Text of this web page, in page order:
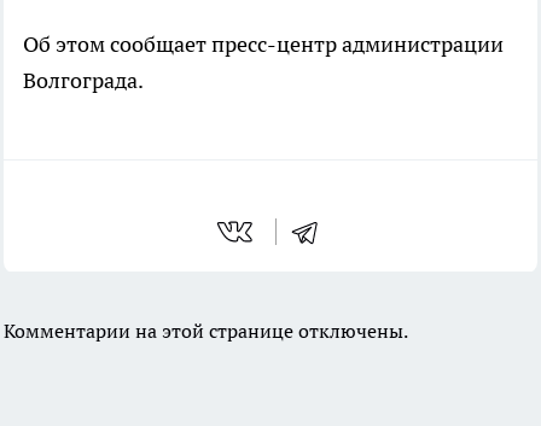
Об этом сообщает пресс-центр администрации
Волгограда.
Комментарии на этой странице отключены.